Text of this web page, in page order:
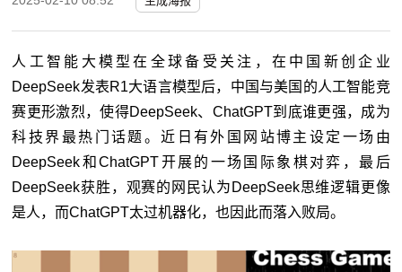
人工智能大模型在全球备受关注，在中国新创企业
DeepSeek发表R1大语言模型后，中国与美国的人工智能竞
赛更形激烈，使得DeepSeek、 ChatGPT到底谁更强，成为
科技界最热门话题。近日有外国网站博主设定一场由
DeepSeek和ChatGPT开展的一场国际象棋对弈，最后
DeepSeek获胜，观赛的网民认为 DeepSeek思维逻辑更像
是人，而ChatGPT太过机器化，也因此而落入败局。